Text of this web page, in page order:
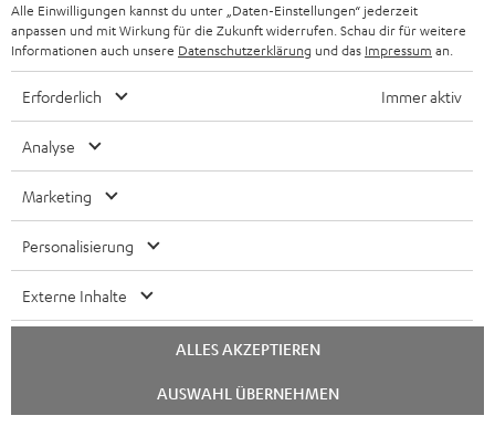
www.inside-digital.de
09.02.2025
„… überzeugt in allen Genres mit ausgewogenem Klang …“
01/2025
Alle Einwilligungen kannst du unter „Daten-Einstellungen“ jederzeit
anpassen und mit Wirkung für die Zukunft widerrufen. Schau dir für weitere
Informationen auch unsere Datenschutzerklärung und das Impressum an.
Erforderlich Immer aktiv
Analyse
Marketing
Personalisierung
Externe Inhalte
ALLES AKZEPTIEREN
AUSWAHL ÜBERNEHMEN